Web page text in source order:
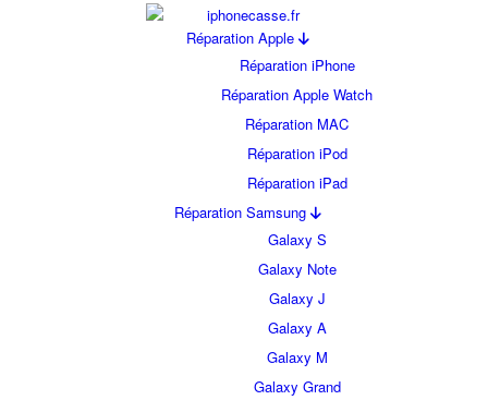
Réparation Apple
Réparation iPhone
Réparation Apple Watch
Réparation MAC
Réparation iPod
Réparation iPad
Réparation Samsung
Galaxy S
Galaxy Note
Galaxy J
Galaxy A
Galaxy M
Galaxy Grand